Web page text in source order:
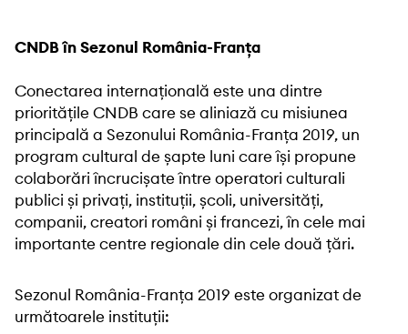
CNDB în Sezonul România-Franța
Conectarea internațională este una dintre
prioritățile CNDB care se aliniază cu misiunea
principală a Sezonului România-Franța 2019, un
program cultural de șapte luni care își propune
colaborări încrucișate între operatori culturali
publici și privați, instituții, școli, universități,
companii, creatori români și francezi, în cele mai
importante centre regionale din cele două țări.
Sezonul România-Franța 2019 este organizat de
următoarele instituții: